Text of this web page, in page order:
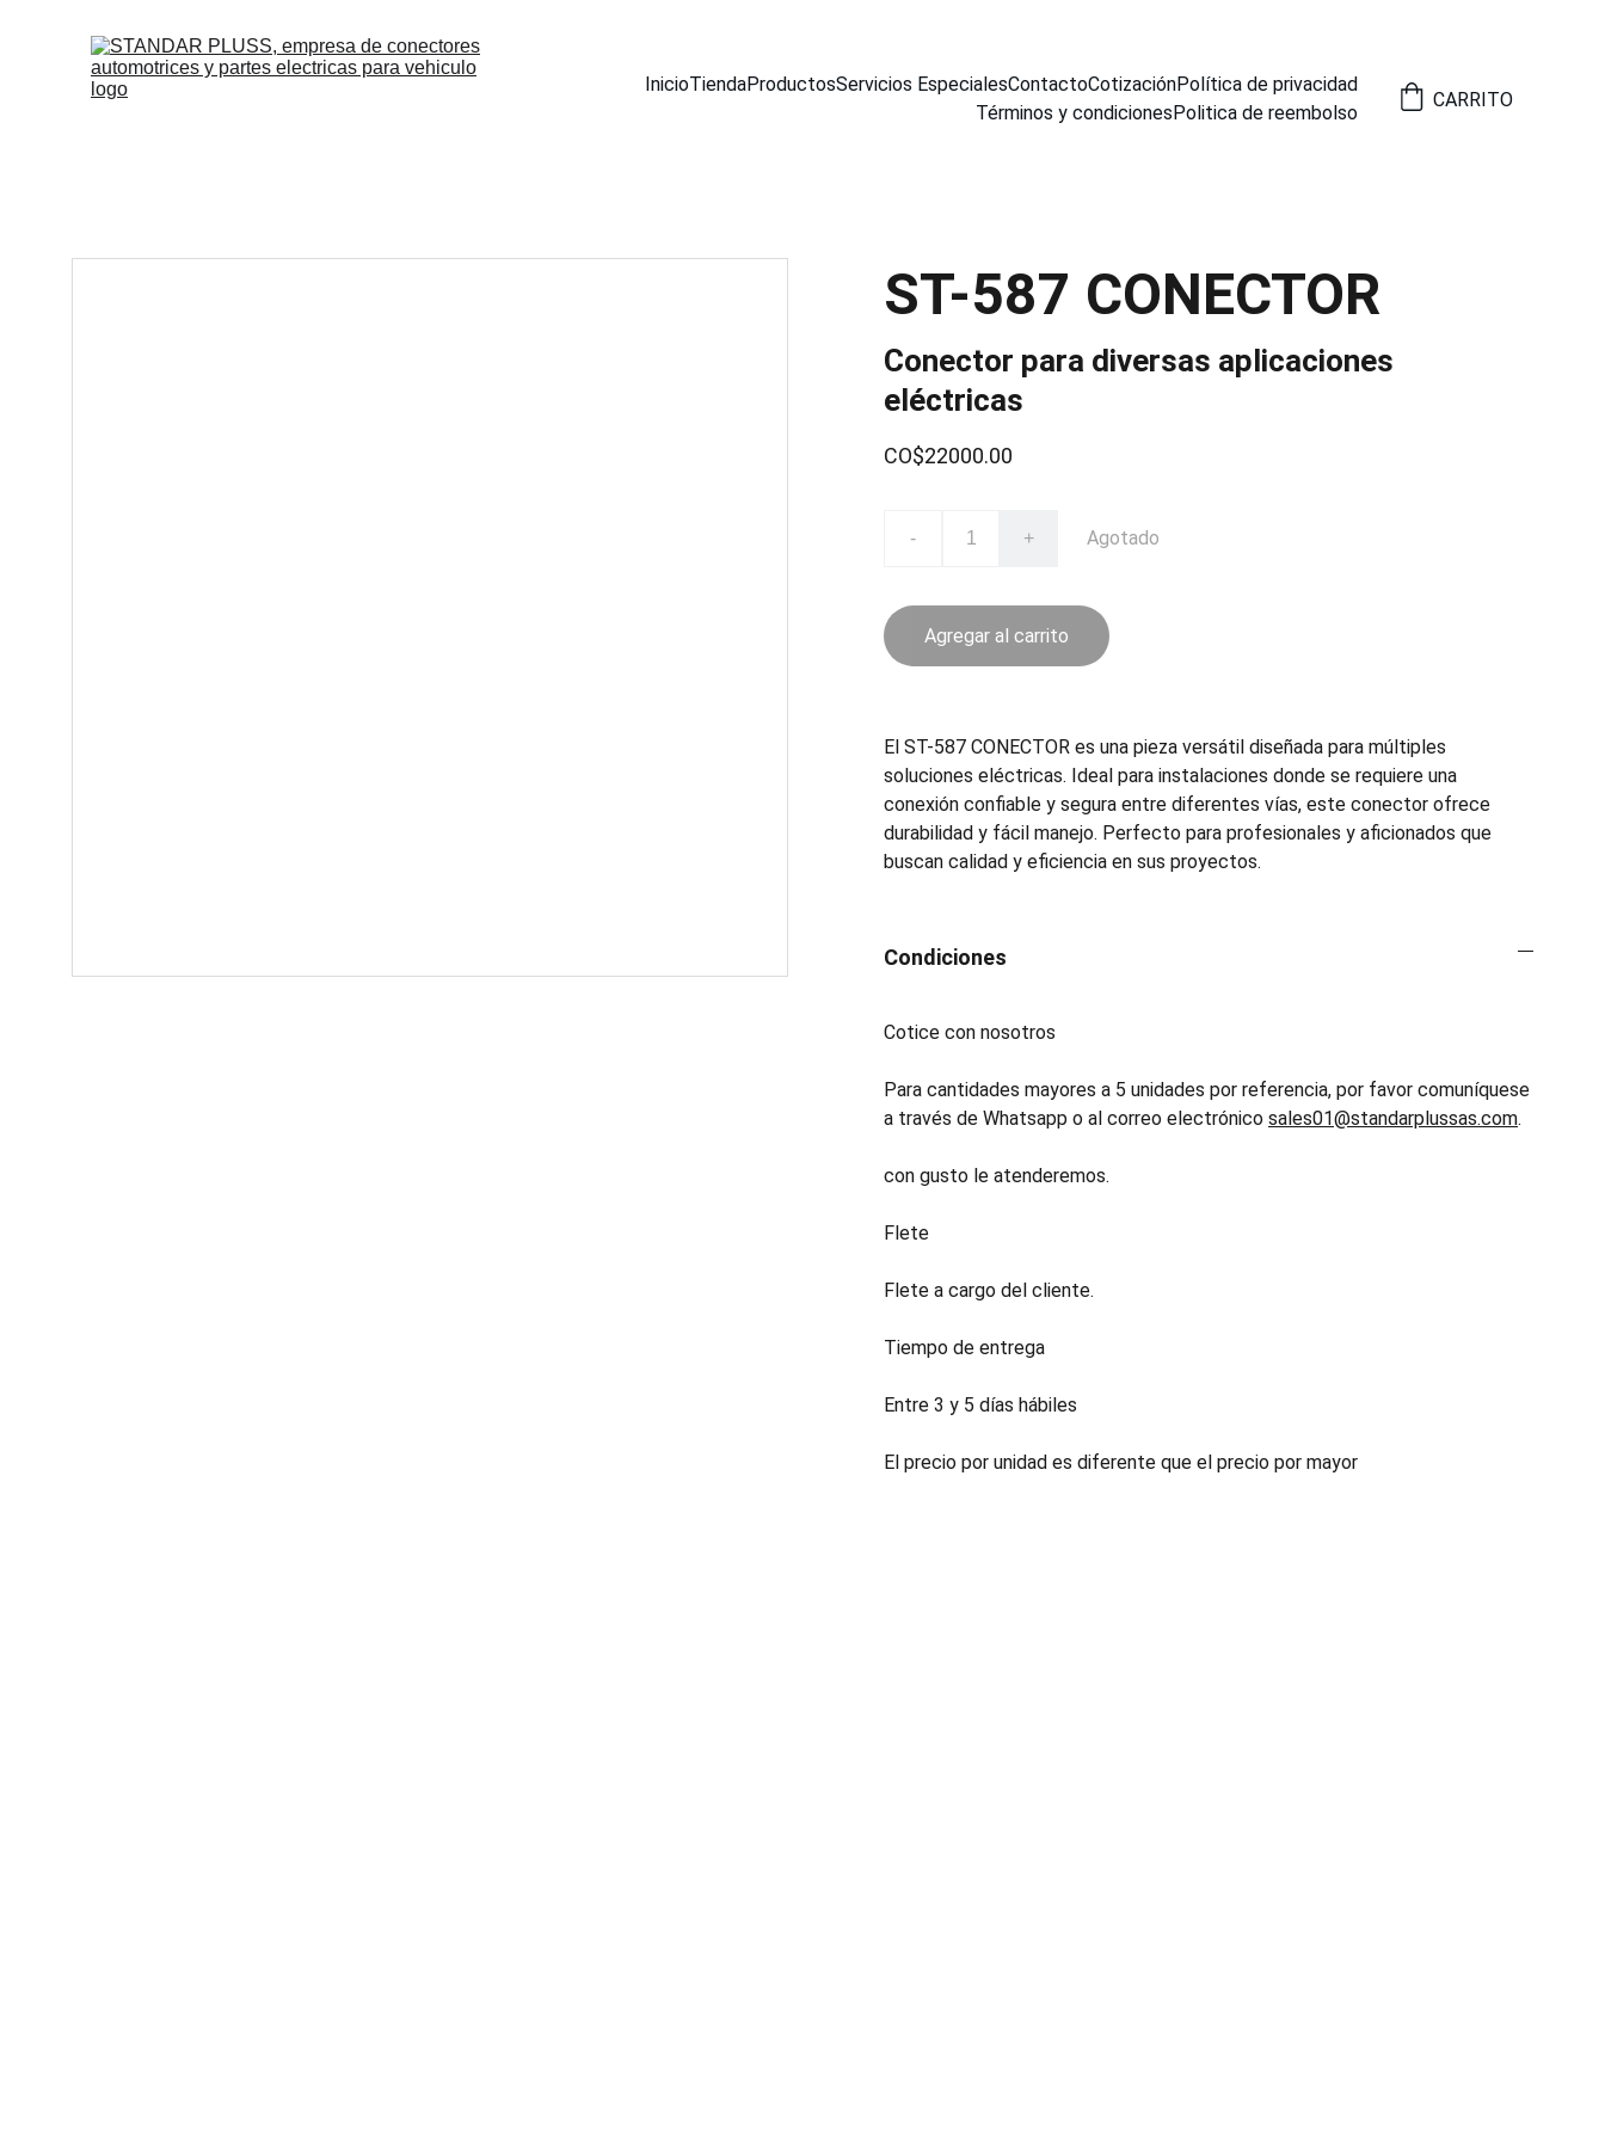
InicioTiendaProductosServicios EspecialesContactoCotizaciónPolítica de privacidad
Términos y condicionesPolitica de reembolso
CARRITO
ST-587 CONECTOR
Conector para diversas aplicaciones
eléctricas
CO$22000.00
- + Agotado
Agregar al carrito
El ST-587 CONECTOR es una pieza versátil diseñada para múltiples
soluciones eléctricas. Ideal para instalaciones donde se requiere una
conexión confiable y segura entre diferentes vías, este conector ofrece
durabilidad y fácil manejo. Perfecto para profesionales y aficionados que
buscan calidad y eficiencia en sus proyectos.
Condiciones
Cotice con nosotros
Para cantidades mayores a 5 unidades por referencia, por favor comuníquese
a través de Whatsapp o al correo electrónico sales01@standarplussas.com.
con gusto le atenderemos.
Flete
Flete a cargo del cliente.
Tiempo de entrega
Entre 3 y 5 días hábiles
El precio por unidad es diferente que el precio por mayor